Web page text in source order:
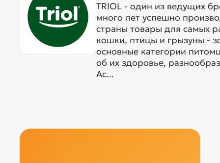
TRIOL - один из ведущих
много лет успешно
страны товары для самых
кошки, птицы и грызуны -
основные категории
об их здоровье,
Ас...